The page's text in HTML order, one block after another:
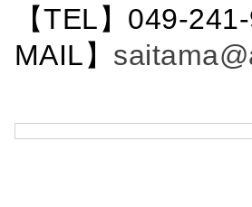
【TEL】
MAIL】